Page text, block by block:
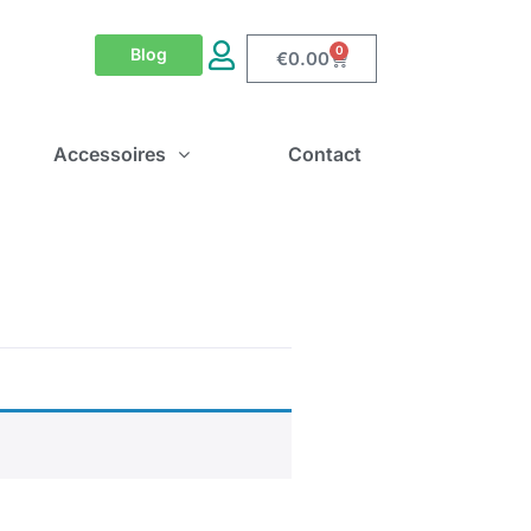
Blog €0.00 0
Accessoires Contact